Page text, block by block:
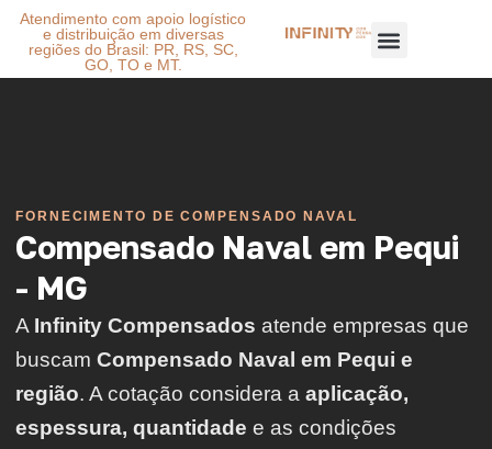
Atendimento com apoio logístico
e distribuição em diversas
regiões do Brasil: PR, RS, SC,
GO, TO e MT.
FORNECIMENTO DE COMPENSADO NAVAL
Compensado Naval em Pequi
- MG
A Infinity Compensados atende empresas que
buscam Compensado Naval em Pequi e
região. A cotação considera a aplicação,
espessura, quantidade e as condições